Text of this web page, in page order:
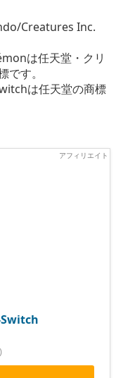
Creatures Inc.
は任天堂・クリ
す。
は任天堂の商標
Switch